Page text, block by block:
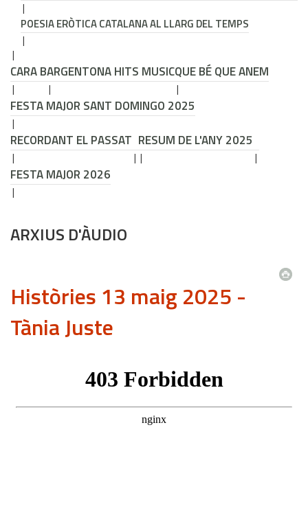
POESIA ERÒTICA CATALANA AL LLARG DEL TEMPS
CARA BARGENTONA HITS MUSICQUE BÉ QUE ANEM
FESTA MAJOR SANT DOMINGO 2025
RECORDANT EL PASSAT RESUM DE L'ANY 2025
FESTA MAJOR 2026
ARXIUS D'ÀUDIO
Històries 13 maig 2025 -
Tània Juste